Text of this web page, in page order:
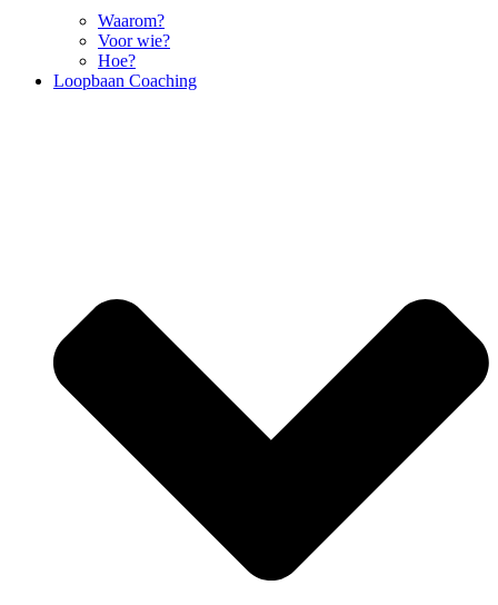
Waarom?
Voor wie?
Hoe?
Loopbaan Coaching